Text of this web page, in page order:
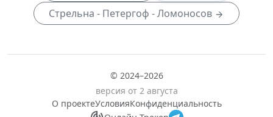
Стрельна - Петергоф - Ломоносов
© 2024–2026
версия от 2 августа
О проектеУсловияКонфиденциальность